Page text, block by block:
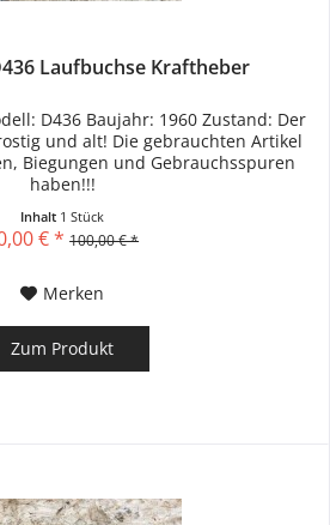
Laufbuchse Kraftheber
D436 Baujahr: 1960 Zustand: Der
und alt! Die gebrauchten Artikel
Biegungen und Gebrauchsspuren
haben!!!
Inhalt 1 Stück
€ * 100,00 € *
Merken
Zum Produkt